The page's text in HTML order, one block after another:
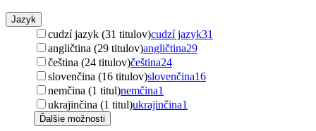
Jazyk
cudzí jazyk (31 titulov)cudzí jazyk31
angličtina (29 titulov)angličtina29
čeština (24 titulov)čeština24
slovenčina (16 titulov)slovenčina16
nemčina (1 titul)nemčina1
ukrajinčina (1 titul)ukrajinčina1
Ďalšie možnosti